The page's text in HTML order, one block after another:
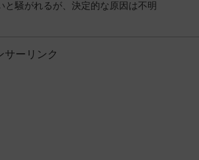
と騒がれるが、決定的な原因は不明
サーリンク